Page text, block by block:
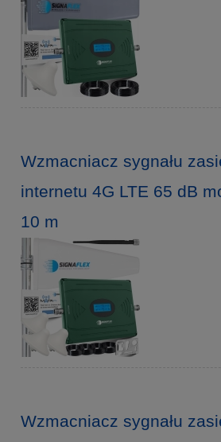
Wzmacniacz sygnału
internetu 4G LTE 65 dB
10 m
Wzmacniacz sygnału